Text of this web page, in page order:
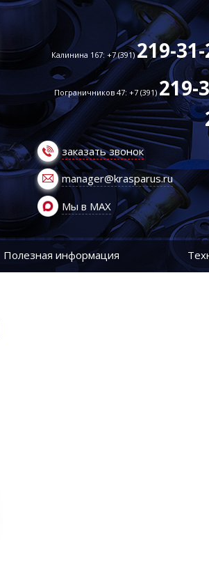
Калинина 167: +7 (391)219-
Пограничников 47: +7 (391)219-
заказать звонок
manager@krasparus.ru
Мы в MAX
Полезная информация